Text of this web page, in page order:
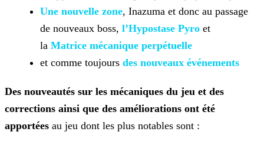
Une nouvelle zone, Inazuma et donc au passage
de nouveaux boss, l’Hypostase Pyro et
la Matrice mécanique perpétuelle
et comme toujours des nouveaux événements
Des nouveautés sur les mécaniques du jeu et des
corrections ainsi que des améliorations ont été
apportées au jeu dont les plus notables sont :